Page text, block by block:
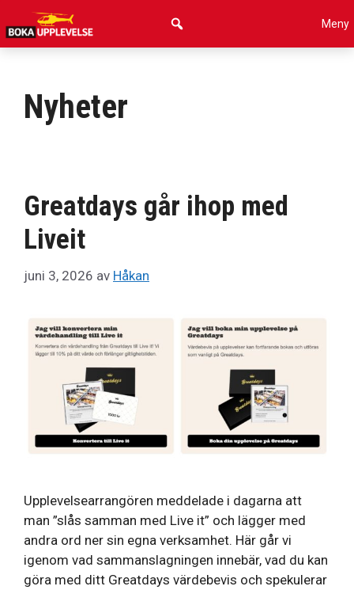
Hoppa
till
innehåll
Meny
Nyheter
Greatdays går ihop med
Liveit
juni 3, 2026 av Håkan
Upplevelsearrangören meddelade i dagarna att
man ”slås samman med Live it” och lägger med
andra ord ner sin egna verksamhet. Här går vi
igenom vad sammanslagningen innebär, vad du kan
göra med ditt Greatdays värdebevis och spekulerar